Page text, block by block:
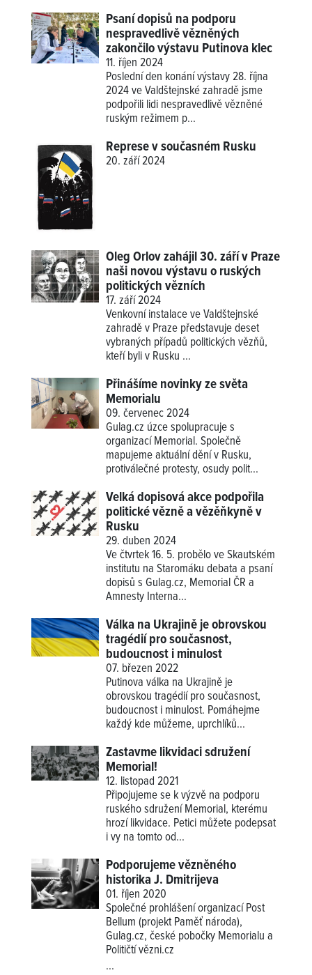
Psaní dopisů na podporu
nespravedlivě vězněných
zakončilo výstavu Putinova klec
11. říjen 2024
Poslední den konání výstavy 28. října
2024 ve Valdštejnské zahradě jsme
podpořili lidi nespravedlivě vězněné
ruským režimem p...
Represe v současném Rusku
20. září 2024
Oleg Orlov zahájil 30. září v Praze
naši novou výstavu o ruských
politických vězních
17. září 2024
Venkovní instalace ve Valdštejnské
zahradě v Praze představuje deset
vybraných případů politických vězňů,
kteří byli v Rusku ...
Přinášíme novinky ze světa
Memorialu
09. červenec 2024
Gulag.cz úzce spolupracuje s
organizací Memorial. Společně
mapujeme aktuální dění v Rusku,
protiválečné protesty, osudy polit...
Velká dopisová akce podpořila
politické vězně a vězěňkyně v
Rusku
29. duben 2024
Ve čtvrtek 16. 5. probělo ve Skautském
institutu na Staromáku debata a psaní
dopisů s Gulag.cz, Memorial ČR a
Amnesty Interna...
Válka na Ukrajině je obrovskou
tragédií pro současnost,
budoucnost i minulost
07. březen 2022
Putinova válka na Ukrajině je
obrovskou tragédií pro současnost,
budoucnost i minulost. Pomáhejme
každý kde můžeme, uprchlíků...
Zastavme likvidaci sdružení
Memorial!
12. listopad 2021
Připojujeme se k výzvě na podporu
ruského sdružení Memorial, kterému
hrozí likvidace. Petici můžete podepsat
i vy na tomto od...
Podporujeme vězněného
historika J. Dmitrijeva
01. říjen 2020
Společné prohlášení organizací Post
Bellum (projekt Paměť národa),
Gulag.cz, české pobočky Memorialu a
Političtí vězni.cz
...